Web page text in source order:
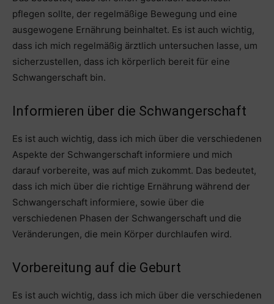
pflegen sollte, der regelmäßige Bewegung und eine
ausgewogene Ernährung beinhaltet. Es ist auch wichtig,
dass ich mich regelmäßig ärztlich untersuchen lasse, um
sicherzustellen, dass ich körperlich bereit für eine
Schwangerschaft bin.
Informieren über die Schwangerschaft
Es ist auch wichtig, dass ich mich über die verschiedenen
Aspekte der Schwangerschaft informiere und mich
darauf vorbereite, was auf mich zukommt. Das bedeutet,
dass ich mich über die richtige Ernährung während der
Schwangerschaft informiere, sowie über die
verschiedenen Phasen der Schwangerschaft und die
Veränderungen, die mein Körper durchlaufen wird.
Vorbereitung auf die Geburt
Es ist auch wichtig, dass ich mich über die verschiedenen